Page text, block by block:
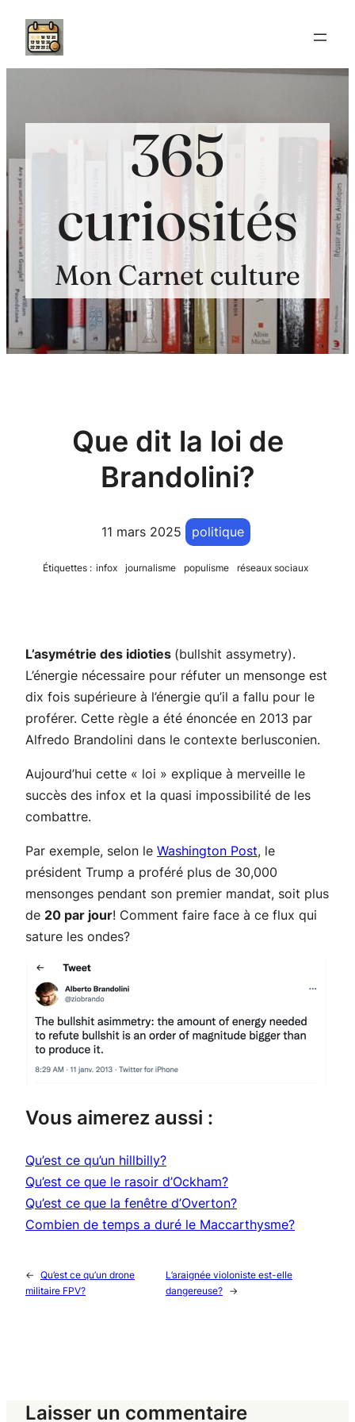
Aller
contenu
365
curiosités
Mon Carnet culture
Que dit la loi de
Brandolini?
11 mars 2025 politique
Étiquettes : infox journalisme populisme réseaux sociaux
L’asymétrie des idioties (bullshit assymetry).
L’énergie nécessaire pour réfuter un mensonge est
dix fois supérieure à l’énergie qu’il a fallu pour le
proférer. Cette règle a été énoncée en 2013 par
Alfredo Brandolini dans le contexte berlusconien.
Aujourd’hui cette « loi » explique à merveille le
succès des infox et la quasi impossibilité de les
combattre.
Par exemple, selon le Washington Post, le
président Trump a proféré plus de 30,000
mensonges pendant son premier mandat, soit plus
de 20 par jour! Comment faire face à ce flux qui
sature les ondes?
Vous aimerez aussi :
Qu’est ce qu’un hillbilly?
Qu’est ce que le rasoir d’Ockham?
Qu’est ce que la fenêtre d’Overton?
Combien de temps a duré le Maccarthysme?
← Qu’est ce qu’un drone
militaire FPV?
L’araignée violoniste est-elle
dangereuse?
→
Laisser un commentaire